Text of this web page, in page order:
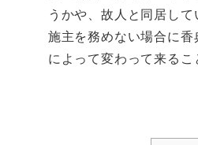
うかや、故人と同居し
施主を務めない場合に
によって変わって来る